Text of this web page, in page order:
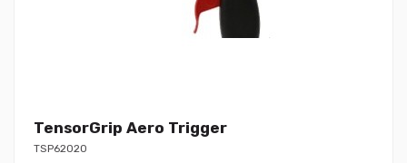
TensorGrip Aero Trigger
TSP62020